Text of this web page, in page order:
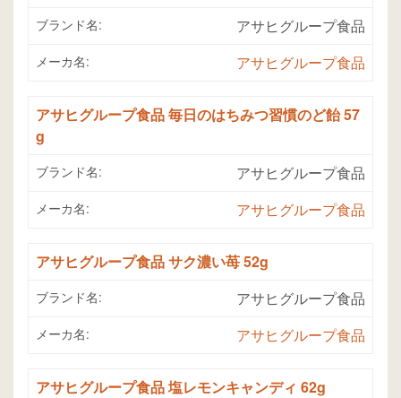
ブランド名: アサヒグループ食品
メーカ名: アサヒグループ食品
アサヒグループ食品 毎日のはちみつ習慣のど飴 57
g
ブランド名: アサヒグループ食品
メーカ名: アサヒグループ食品
アサヒグループ食品 サク濃い苺 52g
ブランド名: アサヒグループ食品
メーカ名: アサヒグループ食品
アサヒグループ食品 塩レモンキャンディ 62g